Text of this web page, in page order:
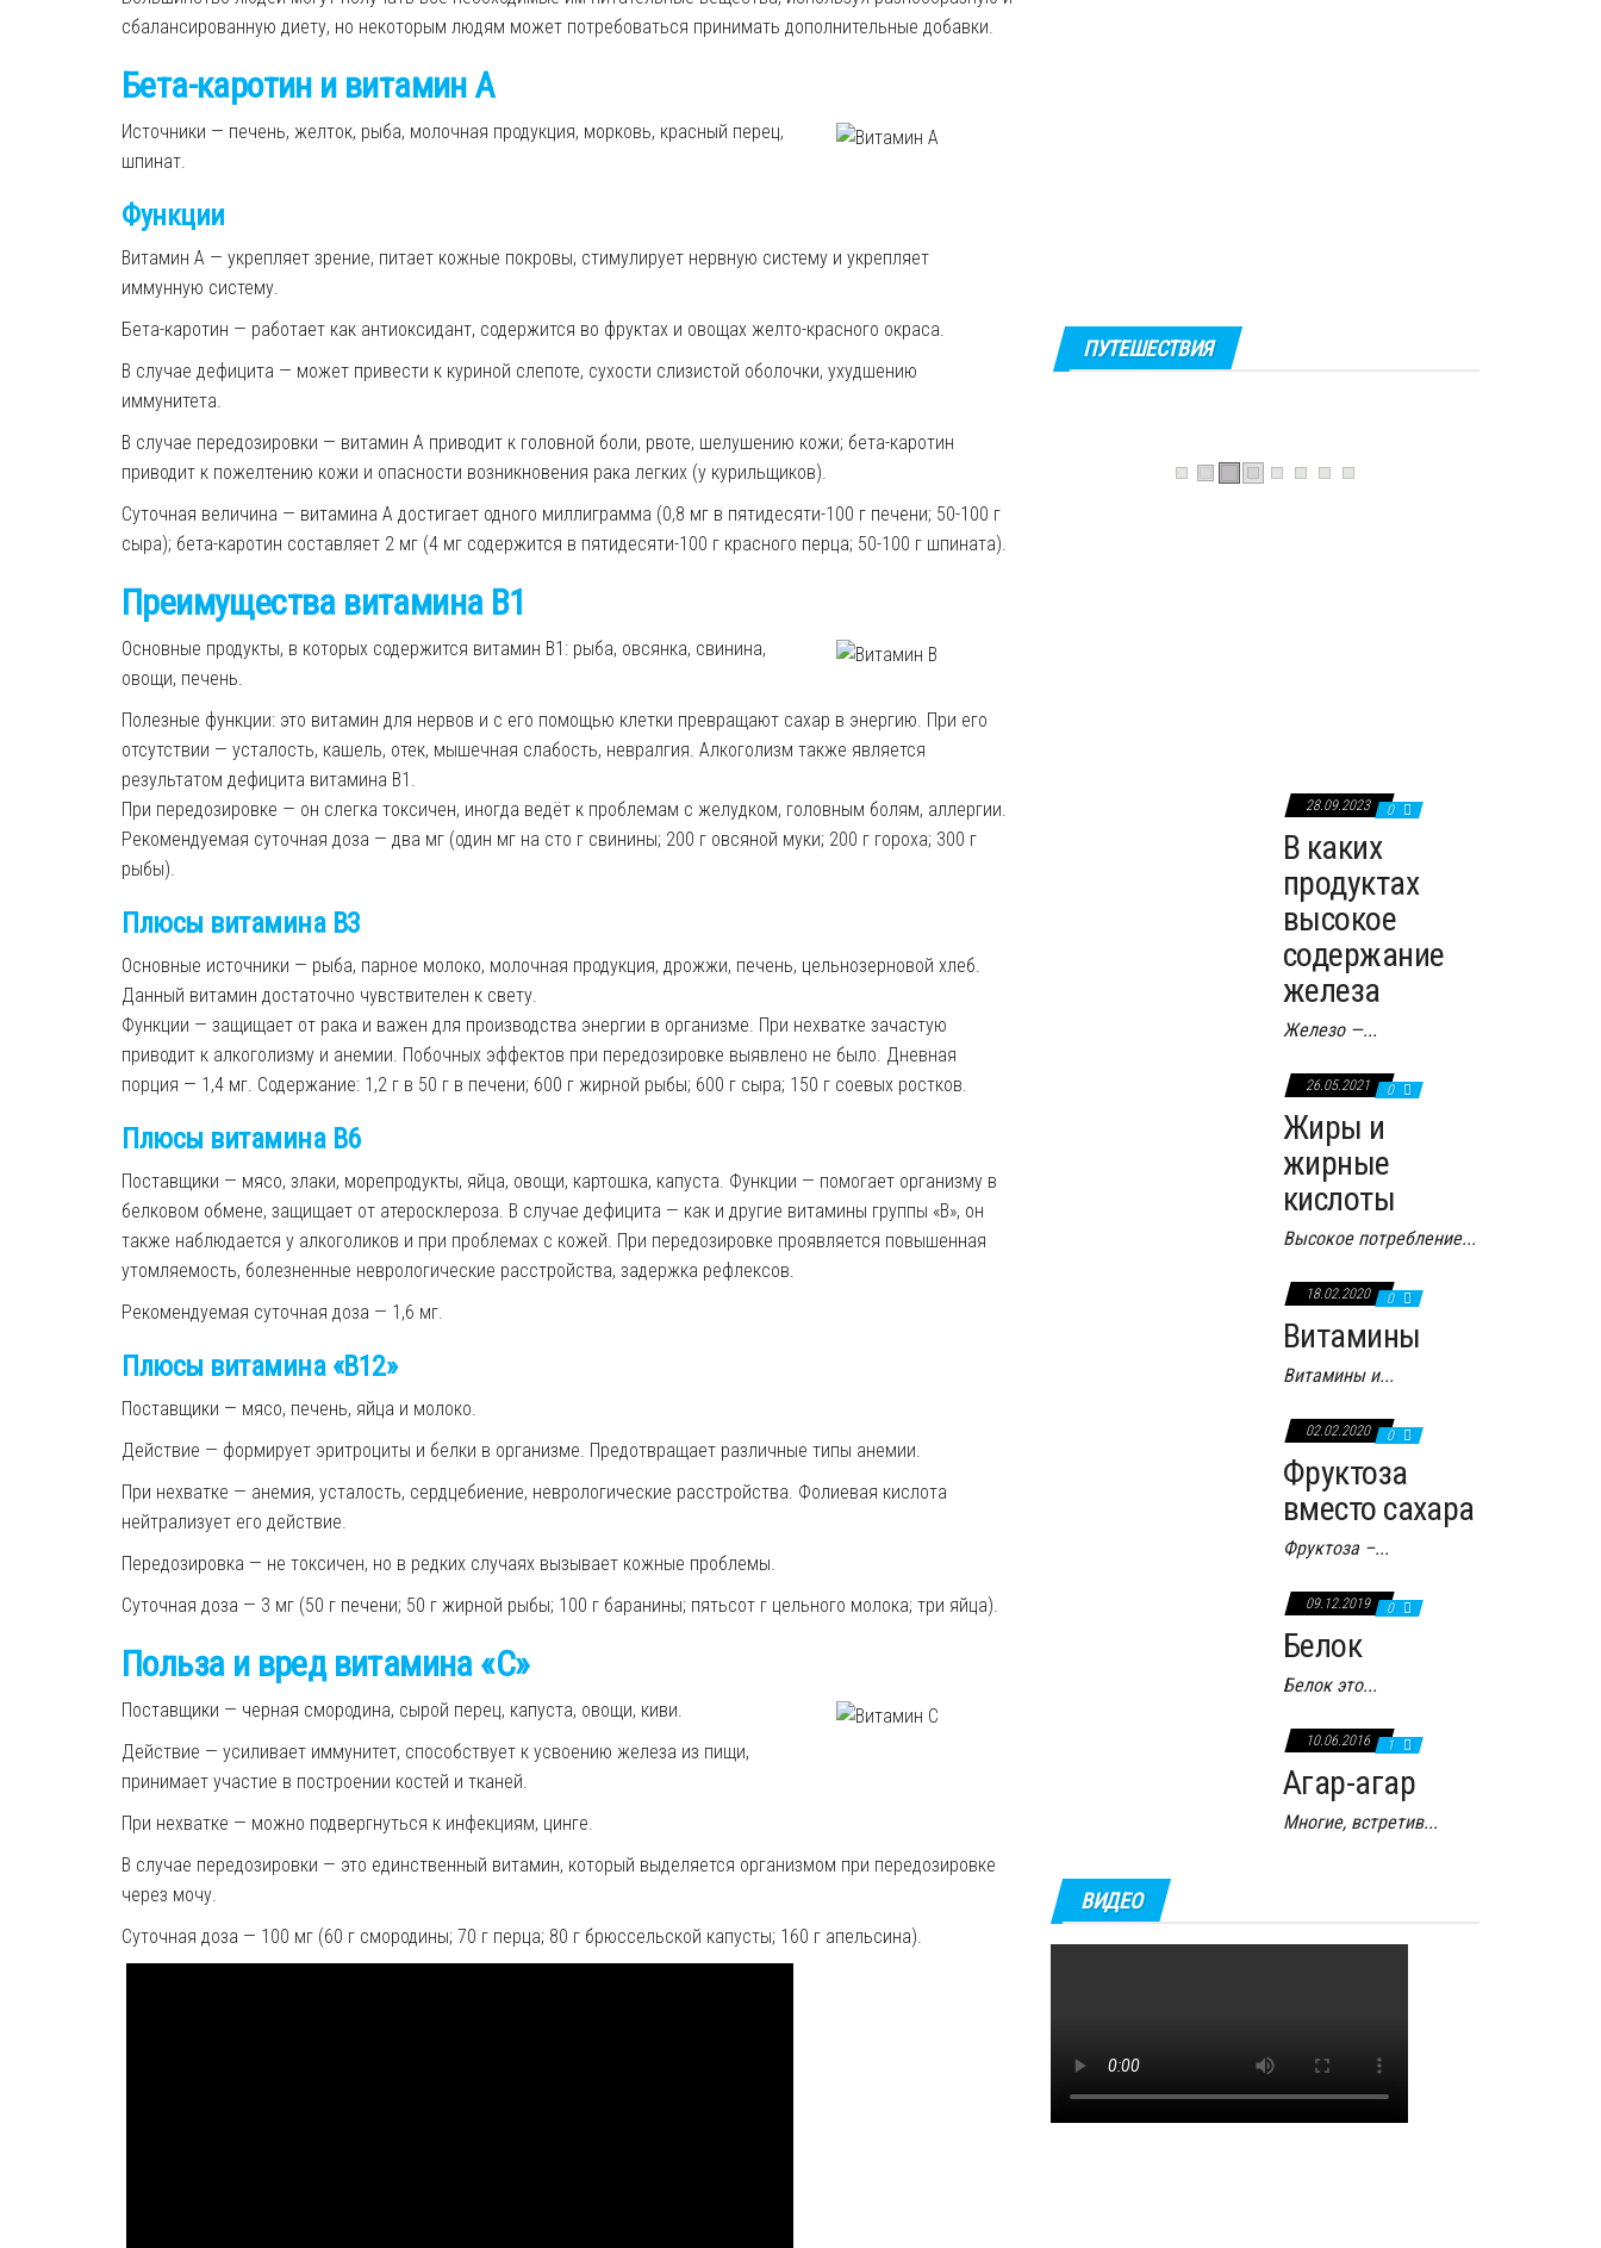
сбалансированную диету, но некоторым людям может потребоваться принимать дополнительные добавки.
Бета-каротин и витамин A
Источники — печень, желток, рыба, молочная продукция, морковь, красный перец,
шпинат.
Функции
Витамин A — укрепляет зрение, питает кожные покровы, стимулирует нервную систему и укрепляет
иммунную систему.
Бета-каротин — работает как антиоксидант, содержится во фруктах и овощах желто-красного окраса.
В случае дефицита — может привести к куриной слепоте, сухости слизистой оболочки, ухудшению
иммунитета.
В случае передозировки — витамин A приводит к головной боли, рвоте, шелушению кожи; бета-каротин
приводит к пожелтению кожи и опасности возникновения рака легких (у курильщиков).
Суточная величина — витамина A достигает одного миллиграмма (0,8 мг в пятидесяти-100 г печени; 50-100 г
сыра); бета-каротин составляет 2 мг (4 мг содержится в пятидесяти-100 г красного перца; 50-100 г шпината).
Преимущества витаминаB1
Основные продукты, в которых содержится витамин B1: рыба, овсянка, свинина,
овощи, печень.
Полезные функции: это витамин для нервов и с его помощью клетки превращают сахар в энергию. При его
отсутствии — усталость, кашель, отек, мышечная слабость, невралгия. Алкоголизм также является
результатом дефицита витамина B1 .
При передозировке — он слегка токсичен, иногда ведёт к проблемам с желудком, головным болям, аллергии.
Рекомендуемая суточная доза — два мг (один мг на сто г свинины; 200 г овсяной муки; 200 г гороха; 300 г
рыбы).
Плюсы витамина B3
Основные источники — рыба, парное молоко, молочная продукция, дрожжи, печень, цельнозерновой хлеб.
Данный витамин достаточно чувствителен к свету.
Функции — защищает от рака и важен для производства энергии в организме. При нехватке зачастую
приводит к алкоголизму и анемии. Побочных эффектов при передозировке выявлено не было. Дневная
порция — 1,4 мг. Содержание: 1,2 г в 50 г в печени; 600 г жирной рыбы; 600 г сыра; 150 г соевых ростков.
Плюсы витамина B6
Поставщики — мясо, злаки, морепродукты, яйца, овощи, картошка, капуста. Функции — помогает организму в
белковом обмене, защищает от атеросклероза. В случае дефицита — как и другие витамины группы «В», он
также наблюдается у алкоголиков и при проблемах с кожей. При передозировке проявляется повышенная
утомляемость, болезненные неврологические расстройства, задержка рефлексов.
Рекомендуемая суточная доза — 1,6 мг.
Плюсы витамина«B12»
Поставщики — мясо, печень, яйца и молоко.
Действие — формирует эритроциты и белки в организме. Предотвращает различные типы анемии.
При нехватке — анемия, усталость, сердцебиение, неврологические расстройства. Фолиевая кислота
нейтрализует его действие.
Передозировка — не токсичен, но в редких случаях вызывает кожные проблемы.
Суточная доза — 3 мг (50 г печени; 50 г жирной рыбы; 100 г баранины; пятьсот г цельного молока; три яйца).
Польза и вред витамина «С»
Поставщики — черная смородина, сырой перец, капуста, овощи, киви.
Действие — усиливает иммунитет, способствует к усвоению железа из пищи,
принимает участие в построении костей и тканей.
При нехватке — можно подвергнуться к инфекциям, цинге.
В случае передозировки — это единственный витамин, который выделяется организмом при передозировке
через мочу.
Суточная доза — 100 мг (60 г смородины; 70 г перца; 80 г брюссельской капусты; 160 г апельсина).
ПУТЕШЕСТВИЯ
морем пещеру сквозь единственное
28.09.2023 0
В каких
продуктах
высокое
содержание
железа
Железо —...
26.05.2021 0
Жиры и
жирные
кислоты
Высокое потребление...
18.02.2020 0
Витамины
Витамины и...
02.02.2020 0
Фруктоза
вместо сахара
Фруктоза –...
09.12.2019 0
Белок
Белок это...
10.06.2016 1
Агар-агар
Многие, встретив...
ВИДЕО